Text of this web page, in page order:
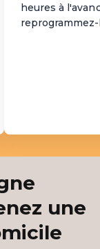
heures à
une